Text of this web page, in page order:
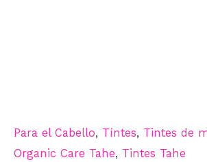
Para el Cabello, Tíntes, Tintes de
Organic Care Tahe, Tintes Tahe